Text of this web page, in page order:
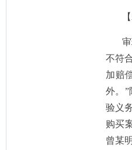
不符
加赔
外。”
验义
购买
曾某